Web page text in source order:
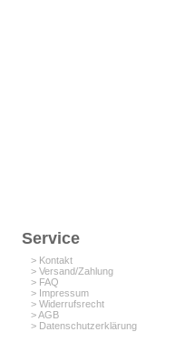
Service
> Kontakt
> Versand/Zahlung
> FAQ
> Impressum
> Widerrufsrecht
> AGB
> Datenschutzerklärung